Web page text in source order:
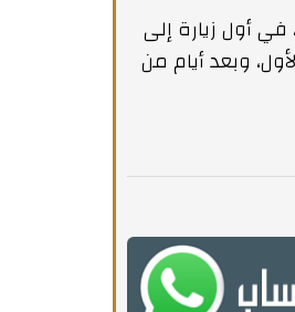
أول زيارة إلى
وبعد أيام من